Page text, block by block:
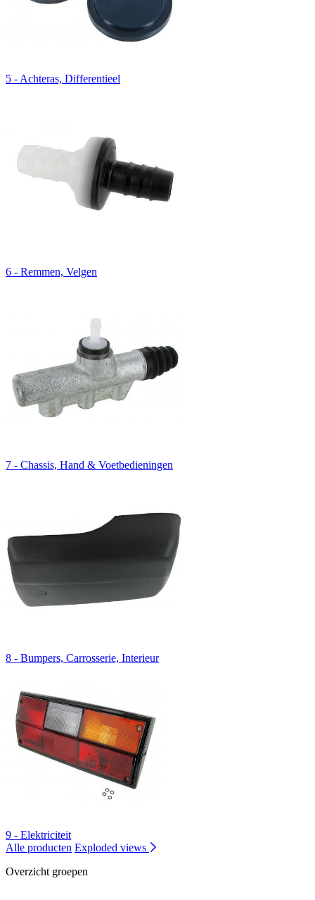
5 - Achteras, Differentieel
6 - Remmen, Velgen
7 - Chassis, Hand & Voetbedieningen
8 - Bumpers, Carrosserie, Interieur
9 - Elektriciteit
Alle producten Exploded views
Overzicht groepen